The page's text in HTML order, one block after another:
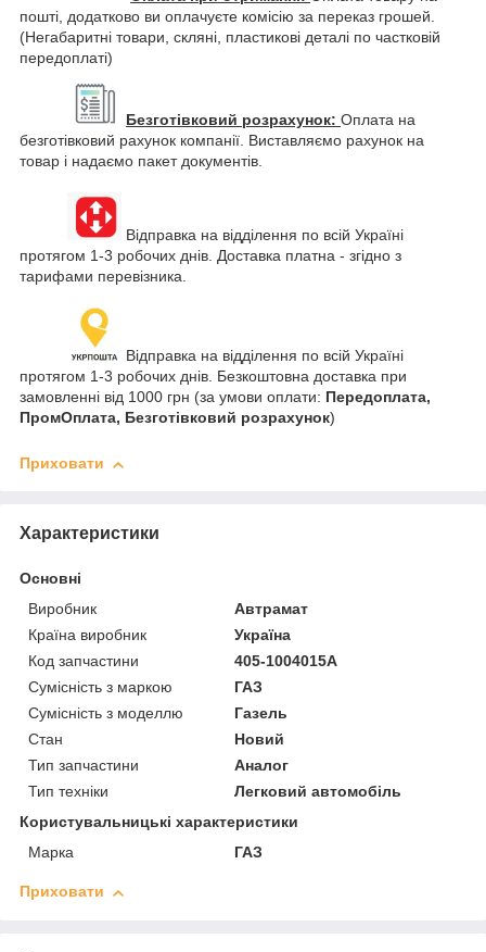
пошті, додатково ви оплачуєте комісію за переказ грошей.
(Негабаритні товари, скляні, пластикові деталі по частковій
передоплаті)
Безготівковий розрахунок: Оплата на
безготівковий рахунок компанії. Виставляємо рахунок на
товар і надаємо пакет документів.
Відправка на відділення по всій Україні
протягом 1-3 робочих днів. Доставка платна - згідно з
тарифами перевізника.
Відправка на відділення по всій Україні
протягом 1-3 робочих днів. Безкоштовна доставка при
замовленні від 1000 грн (за умови оплати: Передоплата,
ПромОплата, Безготівковий розрахунок)
Приховати
Характеристики
Основні
Виробник
Автрамат
Країна виробник
Україна
Код запчастини
405-1004015А
Сумісність з маркою
ГАЗ
Сумісність з моделлю
Газель
Стан
Новий
Тип запчастини
Аналог
Тип техніки
Легковий автомобіль
Користувальницькі характеристики
Марка
ГАЗ
Приховати